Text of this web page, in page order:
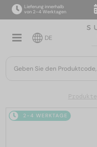
Lieferung innerhalb
von 2–4 Werktagen
DE
Produkte
2-4 WERKTAGE